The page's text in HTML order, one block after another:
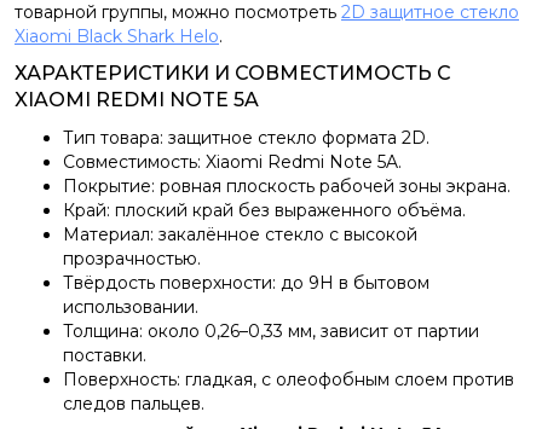
товарной группы, можно посмотреть 2D защитное стекло
Xiaomi Black Shark Helo.
ХАРАКТЕРИСТИКИ И СОВМЕСТИМОСТЬ С
XIAOMI REDMI NOTE 5A
Тип товара: защитное стекло формата 2D.
Совместимость: Xiaomi Redmi Note 5A.
Покрытие: ровная плоскость рабочей зоны экрана.
Край: плоский край без выраженного объёма.
Материал: закалённое стекло с высокой
прозрачностью.
Твёрдость поверхности: до 9H в бытовом
использовании.
Толщина: около 0,26–0,33 мм, зависит от партии
поставки.
Поверхность: гладкая, с олеофобным слоем против
следов пальцев.